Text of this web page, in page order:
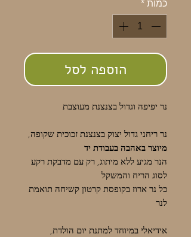
כמות *
הוספה לסל
נר יפיפה וגדול בצנצנת מעוצבת
נר ריחני גדול יצוק בצנצנת זכוכית שקופה,
מיוצר באהבה בעבודת יד
הנר מגיע ללא מיתוג, רק עם מדבקת רקע
לסוג הריח והמשקל
כל נר ארוז בקופסת קרטון קשיחה תואמת
לנר
אידיאלי במיוחד למתנת יום הולדת,